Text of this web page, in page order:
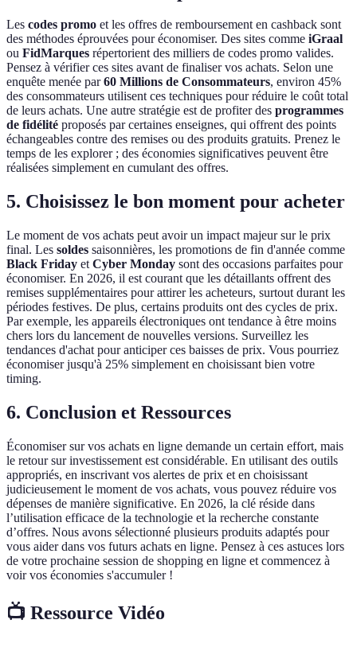
Les codes promo et les offres de remboursement en cashback sont
des méthodes éprouvées pour économiser. Des sites comme iGraal
ou FidMarques répertorient des milliers de codes promo valides.
Pensez à vérifier ces sites avant de finaliser vos achats. Selon une
enquête menée par60 Millions de Consommateurs, environ 45%
des consommateurs utilisent ces techniques pour réduire le coût total
de leurs achats. Une autre stratégie est de profiter des programmes
de fidélité proposés par certaines enseignes, qui offrent des points
échangeables contre des remises ou des produits gratuits. Prenez le
temps de les explorer ; des économies significatives peuvent être
réalisées simplement en cumulant des offres.
5. Choisissez le bon moment pour acheter
Le moment de vos achats peut avoir un impact majeur sur le prix
final. Les soldes saisonnières, les promotions de fin d'année comme
Black Friday et Cyber Monday sont des occasions parfaites pour
économiser. En 2026, il est courant que les détaillants offrent des
remises supplémentaires pour attirer les acheteurs, surtout durant les
périodes festives. De plus, certains produits ont des cycles de prix.
Par exemple, les appareils électroniques ont tendance à être moins
chers lors du lancement de nouvelles versions. Surveillez les
tendances d'achat pour anticiper ces baisses de prix. Vous pourriez
économiser jusqu'à 25% simplement en choisissant bien votre
timing.
6. Conclusion et Ressources
Économiser sur vos achats en ligne demande un certain effort, mais
le retour sur investissement est considérable. En utilisant des outils
appropriés, en inscrivant vos alertes de prix et en choisissant
judicieusement le moment de vos achats, vous pouvez réduire vos
dépenses de manière significative. En 2026, la clé réside dans
l’utilisation efficace de la technologie et la recherche constante
d’offres. Nous avons sélectionné plusieurs produits adaptés pour
vous aider dans vos futurs achats en ligne. Pensez à ces astuces lors
de votre prochaine session de shopping en ligne et commencez à
voir vos économies s'accumuler !
📺 Ressource Vidéo